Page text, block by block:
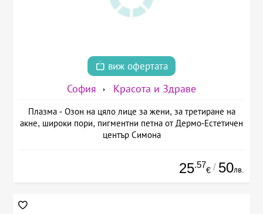
виж офертата
София Красота и Здраве
Плазма - Озон на цяло лице за жени, за третиране на
акне, широки пори, пигментни петна от Дермо-Естетичен
център Симона
25.57
€ / 50лв.